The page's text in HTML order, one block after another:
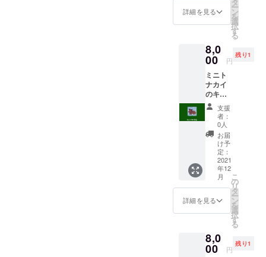
かわい
いイン
テリア
生まれ
変わり
まし
た。
詳細を見る ー
ン
を
選
択
す
る
8,0
00 円
残り1
ミニト
ナカイ
のキャ
ンバス
原画。
アクリ
ル絵の
具。
（サイ
100×10
0mm）
支援
者：
0人
お届
け予
定：
2021
年12
月
詳細を見る
こ
の
リ
タ
ー
ン
を
選
択
す
る
8,0
00 円
残り1